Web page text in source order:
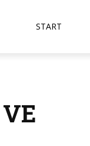
START